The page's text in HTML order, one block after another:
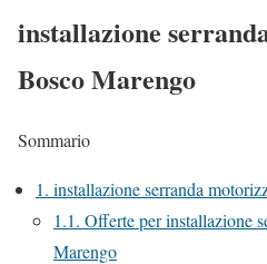
installazione
Bosco Marengo
Sommario
1. installazione serranda
1.1. Offerte per installazione
Marengo